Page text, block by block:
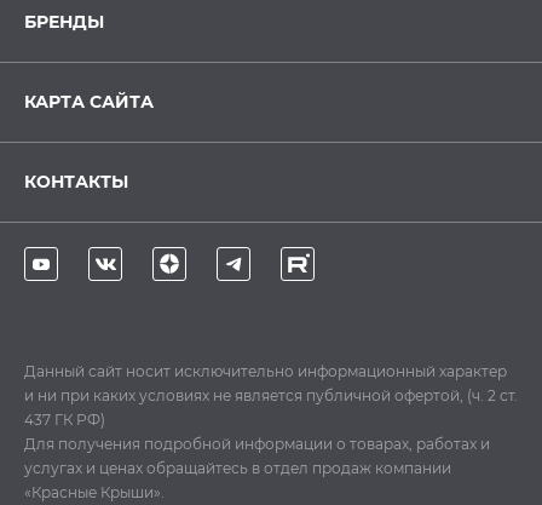
БРЕНДЫ
КАРТА САЙТА
КОНТАКТЫ
Данный сайт носит исключительно информационный характер
и ни при каких условиях не является публичной офертой, (ч. 2 ст.
437 ГК РФ)
Для получения подробной информации о товарах, работах и
услугах и ценах обращайтесь в отдел продаж компании
«Красные Крыши».